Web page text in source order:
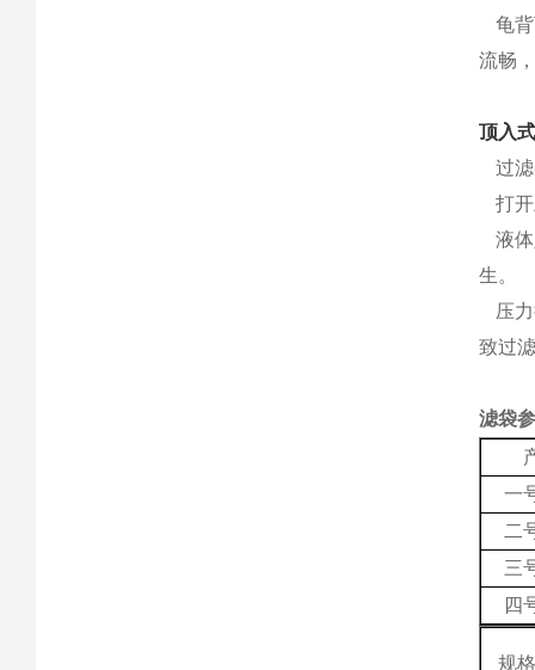
龟
流畅
顶入
过
打
液
生。
压
致过
滤袋
一
二
三
四
规